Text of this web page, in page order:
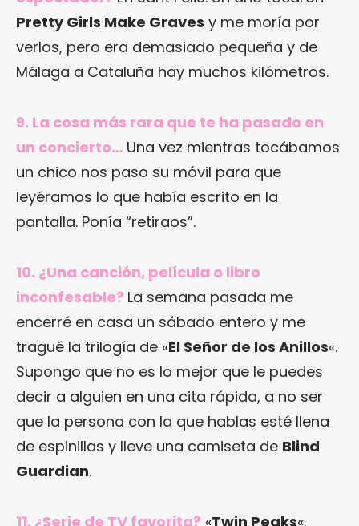
Pretty Girls Make Graves y me moría por
verlos, pero era demasiado pequeña y de
Málaga a Cataluña hay muchos kilómetros.
9. La cosa más rara que te ha pasado en
un concierto… Una vez mientras tocábamos
un chico nos paso su móvil para que
leyéramos lo que había escrito en la
pantalla. Ponía “retiraos”.
10. ¿Una canción, película o libro
inconfesable? La semana pasada me
encerré en casa un sábado entero y me
tragué la trilogía de «El Señor de los Anillos«.
Supongo que no es lo mejor que le puedes
decir a alguien en una cita rápida, a no ser
que la persona con la que hablas esté llena
de espinillas y lleve una camiseta de Blind
Guardian.
11. ¿Serie de TV favorita? «Twin Peaks«.